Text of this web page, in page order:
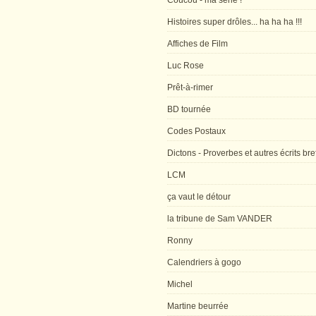
Histoires super drôles... ha ha ha !!!
Affiches de Film
Luc Rose
Prêt-à-rimer
BD tournée
Codes Postaux
Dictons - Proverbes et autres écrits
LCM
ça vaut le détour
la tribune de Sam VANDER
Ronny
Calendriers à gogo
Michel
Martine beurrée